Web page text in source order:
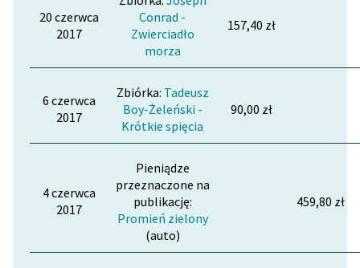
20 czerwca
2017
Conrad -
Zwierciadło
morza
157,40 zł
6 czerwca
2017
Zbiórka: Tadeusz
Boy-Żeleński -
Krótkie spięcia
90,00 zł
4 czerwca
2017
Pieniądze
przeznaczone na
publikację:
Promień zielony
(auto)
459,80 zł